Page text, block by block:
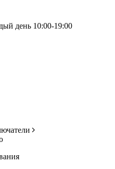
день 10:00-19:00